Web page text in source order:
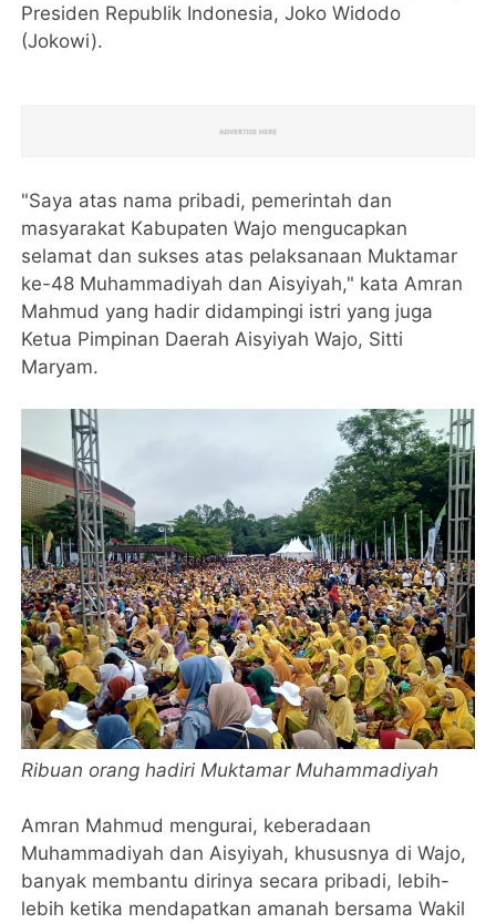
Presiden Republik Indonesia, Joko Widodo
(Jokowi).
"Saya atas nama pribadi, pemerintah dan
masyarakat Kabupaten Wajo mengucapkan
selamat dan sukses atas pelaksanaan Muktamar
ke-48 Muhammadiyah dan Aisyiyah," kata Amran
Mahmud yang hadir didampingi istri yang juga
Ketua Pimpinan Daerah Aisyiyah Wajo, Sitti
Maryam.
Ribuan orang hadiri Muktamar Muhammadiyah
Amran Mahmud mengurai, keberadaan
Muhammadiyah dan Aisyiyah, khususnya di Wajo,
banyak membantu dirinya secara pribadi, lebih-
lebih ketika mendapatkan amanah bersama Wakil